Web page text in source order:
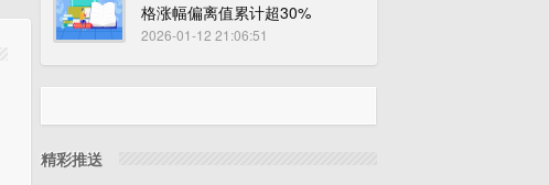
格涨幅偏离值累计超30%
2026-01-12 21:06:51
精彩推送